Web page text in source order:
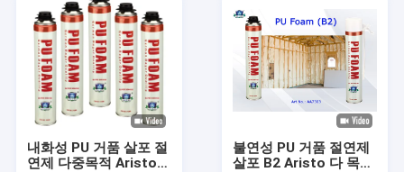
내화성 PU 거품 살포 절
연제 다중목적 Aristo
불연성 PU 거품 절연제
살포 B2 Aristo 다 목적